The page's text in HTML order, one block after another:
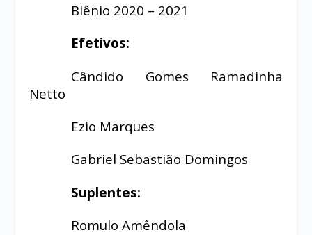
Biênio 2020 – 2021
Efetivos:
Cândido Gomes Ramadinha
Netto
Ezio Marques
Gabriel Sebastião Domingos
Suplentes:
Romulo Amêndola